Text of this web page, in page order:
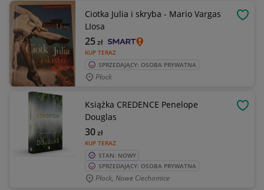
Ciotka Julia i skryba - Mario Vargas
LIosa
KUP TERAZ
25zł
SPRZEDAJĄCY: OSOBA PRYWATNA
Płock
Książka CREDENCE Penelope
Douglas
KUP TERAZ
30zł
STAN: NOWY
SPRZEDAJĄCY: OSOBA PRYWATNA
Płock, Nowe Ciechomice